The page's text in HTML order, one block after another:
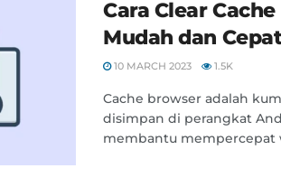
Cara Clear
Mudah dan
10 MARCH 2023 1.5K
Cache browser adalah
disimpan di perangkat
membantu mempercepat